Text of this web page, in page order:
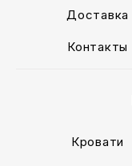
Доставка
Контакты
Кровати